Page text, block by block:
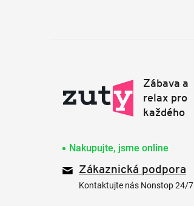
Nakupujte, jsme online
Zákaznická podpora
Kontaktujte nás Nonstop 24/7